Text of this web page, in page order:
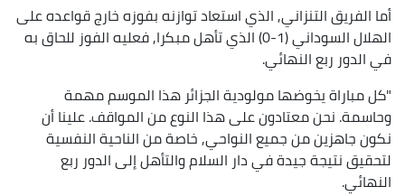
أما الفريق التنزاني, الذي استعاد توازنه بفوزه خارج قواعده على
الهلال السوداني (1-0) الذي تأهل مبكرا, فعليه الفوز للحاق به
في الدور ربع النهائي.
"كل مباراة يخوضها مولودية الجزائر هذا الموسم مهمة
وحاسمة. نحن معتادون على هذا النوع من المواقف. علينا أن
نكون جاهزين من جميع النواحي, خاصة من الناحية النفسية
لتحقيق نتيجة جيدة في دار السلام والتأهل إلى الدور ربع
النهائي.